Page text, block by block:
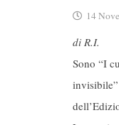
14
di R.I.
Sono “I